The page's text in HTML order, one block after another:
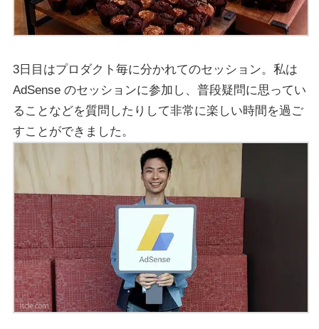
3日目はプロダクト毎に分かれてのセッション。私は
AdSense のセッションに参加し、普段疑問に思ってい
ることなどを質問したりして非常に楽しい時間を過ご
すことができました。